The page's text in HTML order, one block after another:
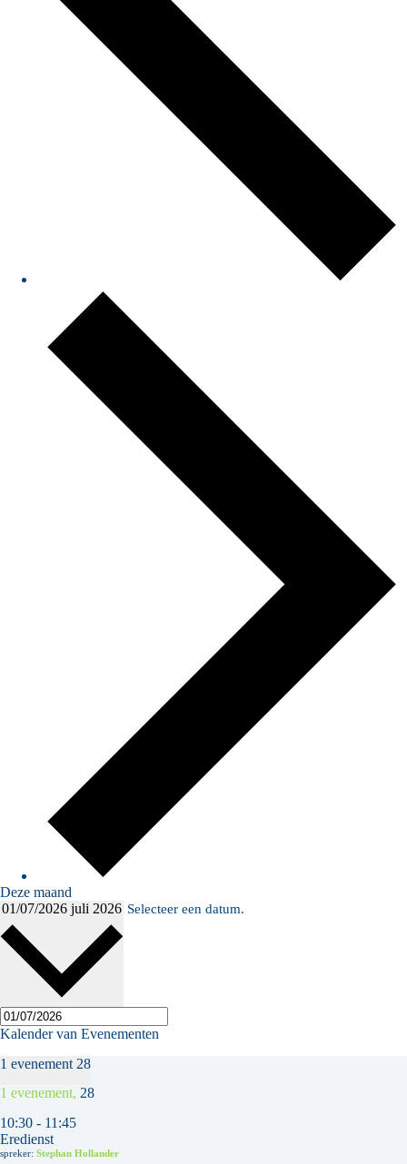
Deze maand
01/07/2026 juli 2026 Selecteer een datum.
Kalender van Evenementen
1 evenement 28
1 evenement, 28
10:30 - 11:45
Eredienst
spreker: Stephan Hollander